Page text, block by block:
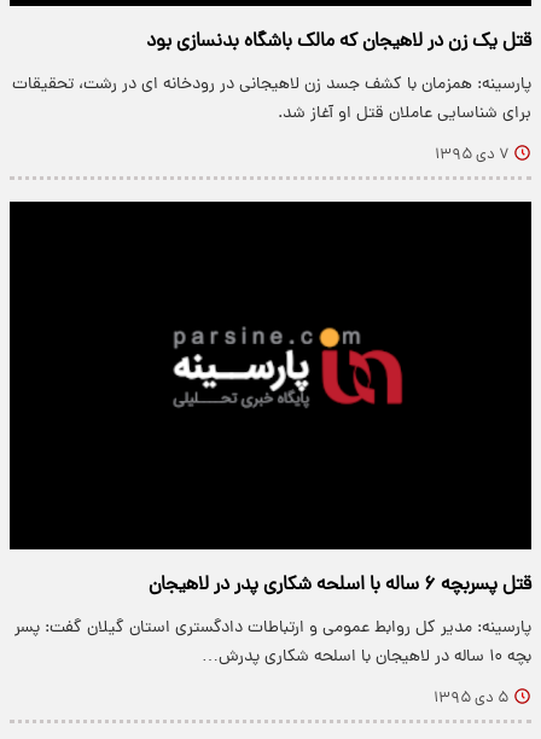
قتل یک زن در لاهیجان که مالک باشگاه بدنسازی بود
پارسینه: همزمان با کشف جسد زن لاهیجانی در رودخانه ای در رشت، تحقیقات
برای شناسایی عاملان قتل او آغاز شد.
۷ دی ۱۳۹۵
قتل پسربچه ۶ ساله با اسلحه شکاری پدر در لاهیجان
پارسینه: مدیر کل روابط عمومی و ارتباطات دادگستری استان گیلان گفت: پسر
بچه ۱۰ ساله در لاهیجان با اسلحه شکاری پدرش…
۵ دی ۱۳۹۵